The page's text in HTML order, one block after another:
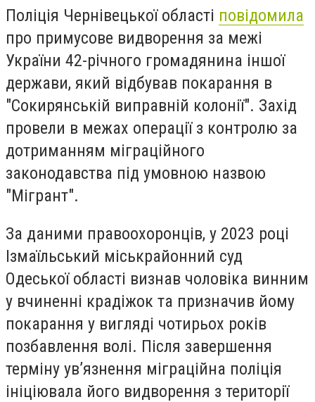
Поліція Чернівецької області повідомила
про примусове видворення за межі
України 42-річного громадянина іншої
держави, який відбував покарання в
"Сокирянській виправній колонії". Захід
провели в межах операції з контролю за
дотриманням міграційного
законодавства під умовною назвою
"Мігрант".
За даними правоохоронців, у 2023 році
Ізмаїльський міськрайонний суд
Одеської області визнав чоловіка винним
у вчиненні крадіжок та призначив йому
покарання у вигляді чотирьох років
позбавлення волі. Після завершення
терміну ув’язнення міграційна поліція
ініціювала його видворення з території